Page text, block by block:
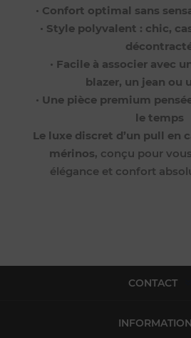
• Confort optimal sans
• Style polyvalent : chic,
• Facile à associer avec
blazer, un jean ou
• Une pièce premium
le temps
Le luxe discret d’un pull en
mérinos, conçu pour
élégance et confort
CONTACT
INFORMATION